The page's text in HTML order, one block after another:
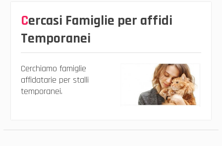
Cercasi Famiglie per affidi
Temporanei
Cerchiamo famiglie
affidatarie per stalli
temporanei.